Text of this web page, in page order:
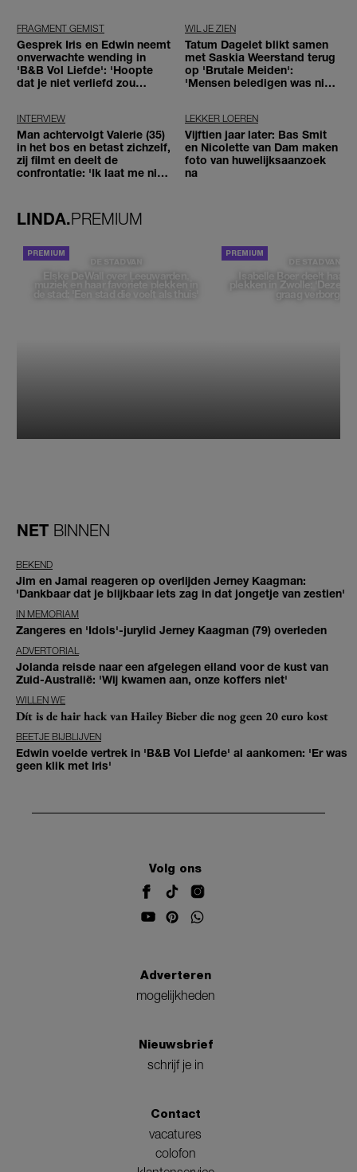
FRAGMENT GEMIST
Gesprek Iris en Edwin neemt
onverwachte wending in
'B&B Vol Liefde': 'Hoopte
dat je niet verliefd zou
WIL JE ZIEN
Tatum Dagelet blikt samen
met Saskia Weerstand terug
op 'Brutale Meiden':
'Mensen beledigen was niet
INTERVIEW
Man achtervolgt Valerie (35)
in het bos en betast zichzelf,
zij filmt en deelt de
confrontatie: 'Ik laat me niet
LEKKER LOEREN
Vijftien jaar later: Bas Smit
en Nicolette van Dam maken
foto van huwelijksaanzoek
na
LINDA.PREMIUM
DE STAD VAN
Elske DeWall over Leeuwarden,
muziek en haar favoriete plekken in
de stad: 'Een stad die voelt als thuis'
DE STAD VAN
Isabelle Boer deelt haar
plekken in Zwolle: 'Deze
graag verborgen'
NET BINNEN
BEKEND
Jim en Jamai reageren op overlijden Jerney Kaagman:
'Dankbaar dat je blijkbaar iets zag in dat jongetje van zestien'
IN MEMORIAM
Zangeres en 'Idols'-jurylid Jerney Kaagman (79) overleden
ADVERTORIAL
Jolanda reisde naar een afgelegen eiland voor de kust van
Zuid-Australië: 'Wij kwamen aan, onze koffers niet'
WILLEN WE
Dít is de hair hack van Hailey Bieber die nog geen 20 euro kost
BEETJE BIJBLIJVEN
Edwin voelde vertrek in 'B&B Vol Liefde' al aankomen: 'Er was
geen klik met Iris'
Volg ons
Adverteren
mogelijkheden
Nieuwsbrief
schrijf je in
Contact
vacatures
colofon